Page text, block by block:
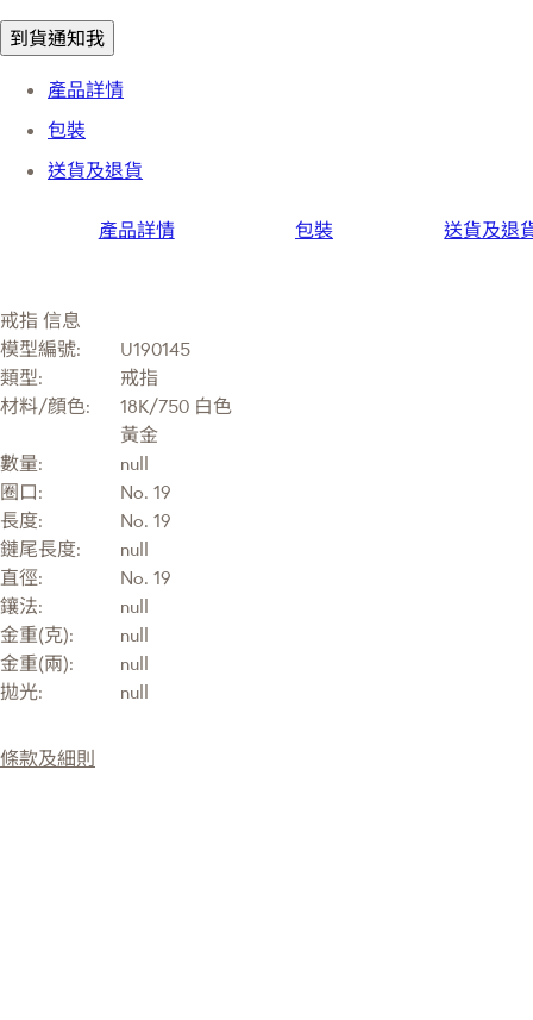
到貨通知我
產品詳情
包裝
送貨及退貨
產品詳情 包裝 送貨及退
戒指 信息
模型編號:
U190145
類型:
戒指
材料/顔色:
18K/750 白色
黃金
數量:
null
圈口:
No. 19
長度:
No. 19
鏈尾長度:
null
直徑:
No. 19
鑲法:
null
金重(克):
null
金重(兩):
null
拋光:
null
條款及細則